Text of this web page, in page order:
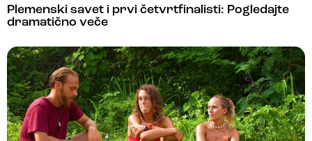
Plemenski savet i prvi četvrtfinalisti: Pogledajte
dramatično veče